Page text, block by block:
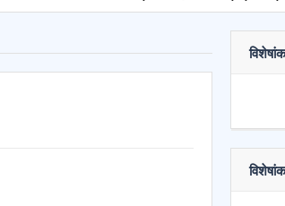
विशेषांक
विशेषांक